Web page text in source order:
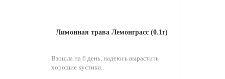
Лимонная трава Лемонграсс (0.1г)
Взошла на 6 день, надеюсь вырастить
хорошие кустики..